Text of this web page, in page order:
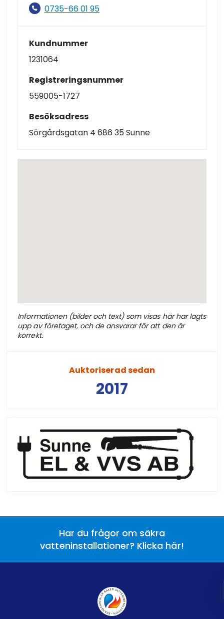
0735-66 01 95
Kundnummer
1231064
Registreringsnummer
559005-1727
Besöksadress
Sörgårdsgatan 4 686 35 Sunne
Informationen (bilder och text) som visas här har lagts
upp av företaget, och de ansvarar för att den är
korrekt.
Auktoriserad sedan
2017
Har du frågor om säkra
vatteninstallationer? Klicka här!